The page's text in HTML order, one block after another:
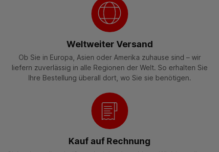
Weltweiter Versand
Ob Sie in Europa, Asien oder Amerika zuhause sind – wir
liefern zuverlässig in alle Regionen der Welt. So erhalten Sie
Ihre Bestellung überall dort, wo Sie sie benötigen.
Kauf auf Rechnung